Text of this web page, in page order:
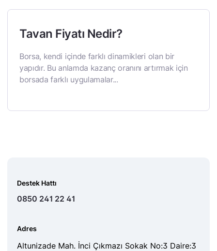
Tavan Fiyatı Nedir?
Borsa, kendi içinde farklı dinamikleri olan bir
yapıdır. Bu anlamda kazanç oranını artırmak için
borsada farklı uygulamalar...
Destek Hattı
0850 241 22 41
Adres
Altunizade Mah. İnci Çıkmazı Sokak No:3 Daire:3